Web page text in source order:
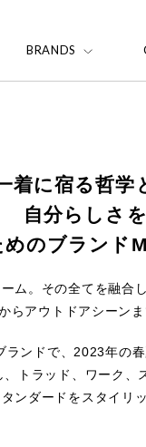
BRANDS
着に宿る哲学
自分らしさ
めのブランド
ム。その全てを融合
らアウトドアシーン
ンドで、2023年の
、トラッド、ワーク
ンダードをスタイリ